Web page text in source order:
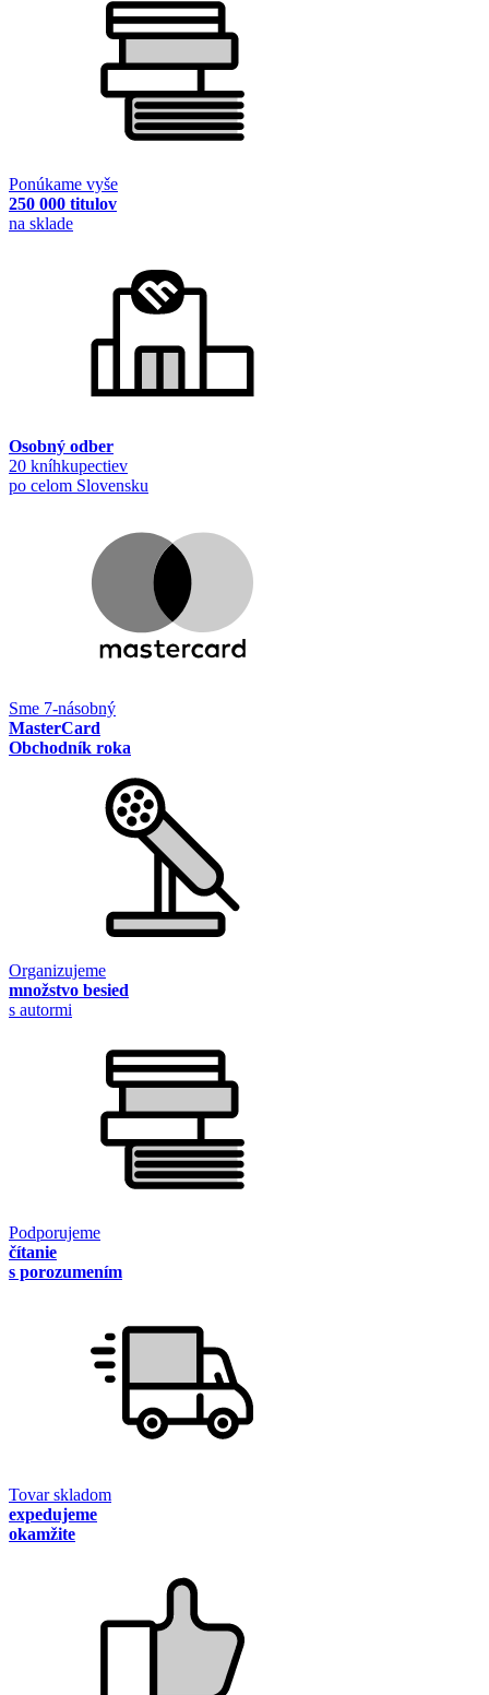
Ponúkame vyše
250 000 titulov
na sklade
Osobný odber
20 kníhkupectiev
po celom Slovensku
Sme 7-násobný
MasterCard
Obchodník roka
Organizujeme
množstvo besied
s autormi
Podporujeme
čítanie
s porozumením
Tovar skladom
expedujeme
okamžite